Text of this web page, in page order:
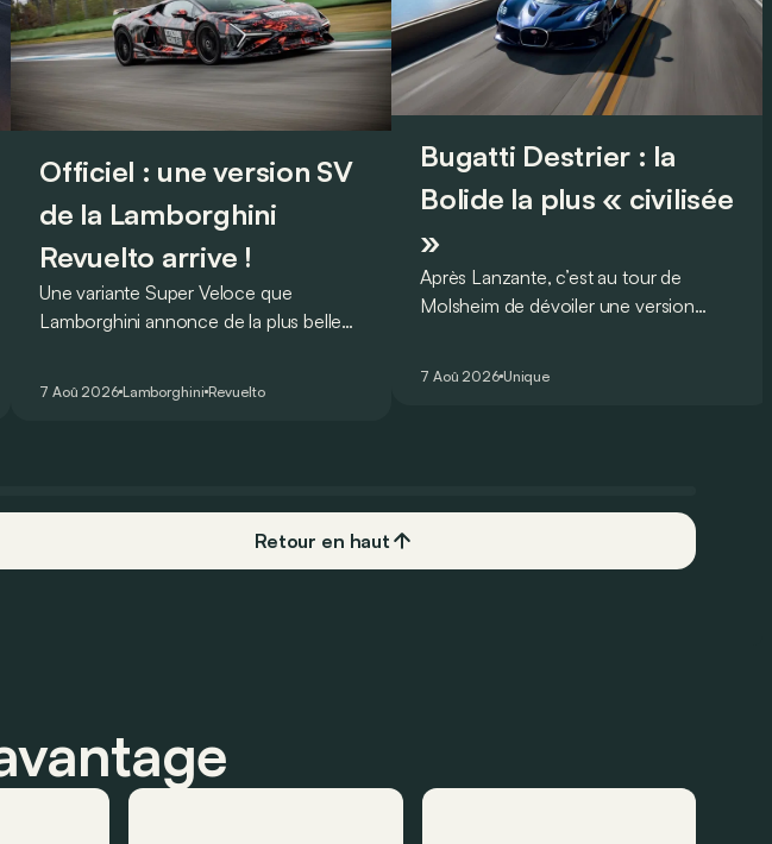
Officiel : une version SV
de la Lamborghini
Revuelto arrive !
Une variante Super Veloce que
Lamborghini annonce de la plus belle
voiture de série !
7 Aoû 2026 Lamborghini Revuelto
Bugatti Destrier : la
Bolide la plus « civilisée
»
Après Lanzante, c’est au tour de
Molsheim de dévoiler une version
7 Aoû 2026 Unique
Retour en haut